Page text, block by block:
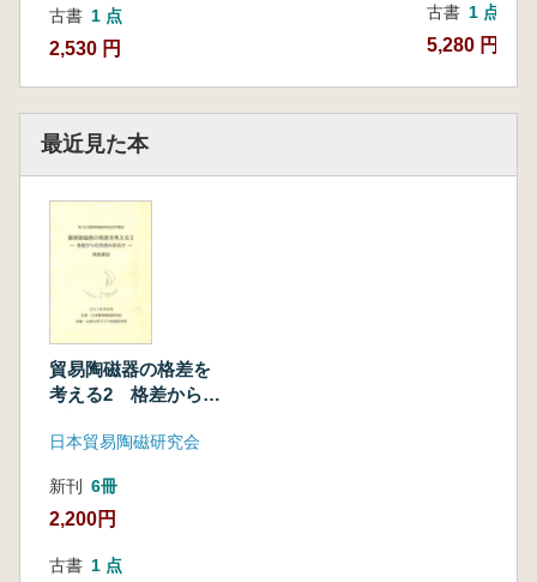
古書 1 点
2,530 円
古書 1 点
5,280 円
最近見た本
貿易陶磁器の格差を
考える2 格差から何
日本貿易陶磁研究会
新刊 6冊
2,200円
古書 1 点